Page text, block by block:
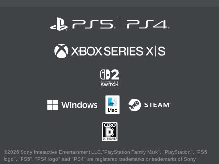
©2026 Sony Interactive Entertainment LLC."PlayStation Family Mark", "PlayStation", "PS5
logo", "PS5", "PS4 logo" and "PS4" are registered trademarks or trademarks of Sony